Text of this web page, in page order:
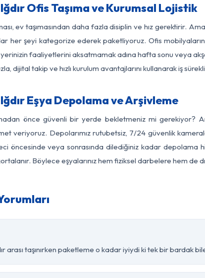
Ofis Taşıma ve Kurumsal Lojistik
ev taşımasından daha fazla disiplin ve hız gerektirir.
her şeyi kategorize ederek paketliyoruz. Ofis
faaliyetlerini aksatmamak adına hafta sonu veya
dijital takip ve hızlı kurulum avantajlarını kullanarak iş
Eşya Depolama ve Arşivleme
önce güvenli bir yerde bekletmeniz mi
veriyoruz. Depolarımız rutubetsiz, 7/24 güvenlik
öncesinde veya sonrasında dilediğiniz kadar
Böylece eşyalarınız hem fiziksel darbelere hem de
arası taşınırken paketleme o kadar iyiydi ki tek bir bardak